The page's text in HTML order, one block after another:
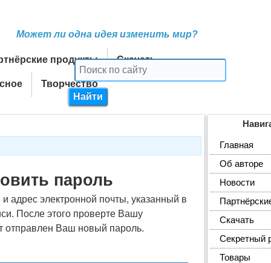
Может ли одна идея изменить мир?
продукты Скачать
Творчество
пароль
адрес электронной почты, указанный в
После этого проверте Вашу
отправлен Ваш новый пароль.
Главная
Об авторе
Новости
Скачать
Секретный
Товары